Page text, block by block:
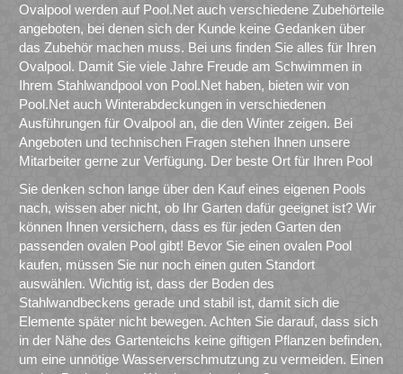
Ovalpool werden auf Pool.Net auch verschiedene Zubehörteile
angeboten, bei denen sich der Kunde keine Gedanken über
das Zubehör machen muss. Bei uns finden Sie alles für Ihren
Ovalpool. Damit Sie viele Jahre Freude am Schwimmen in
Ihrem Stahlwandpool von Pool.Net haben, bieten wir von
Pool.Net auch Winterabdeckungen in verschiedenen
Ausführungen für Ovalpool an, die den Winter zeigen. Bei
Angeboten und technischen Fragen stehen Ihnen unsere
Mitarbeiter gerne zur Verfügung. Der beste Ort für Ihren Pool
Sie denken schon lange über den Kauf eines eigenen Pools
nach, wissen aber nicht, ob Ihr Garten dafür geeignet ist? Wir
können Ihnen versichern, dass es für jeden Garten den
passenden ovalen Pool gibt! Bevor Sie einen ovalen Pool
kaufen, müssen Sie nur noch einen guten Standort
auswählen. Wichtig ist, dass der Boden des
Stahlwandbeckens gerade und stabil ist, damit sich die
Elemente später nicht bewegen. Achten Sie darauf, dass sich
in der Nähe des Gartenteichs keine giftigen Pflanzen befinden,
um eine unnötige Wasserverschmutzung zu vermeiden. Einen